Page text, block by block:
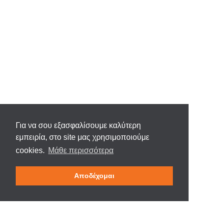
Για να σου εξασφαλίσουμε καλύτερη
εμπειρία, στο site μας χρησιμοποιούμε
cookies. Μάθε περισσότερα
Αποδέχομαι